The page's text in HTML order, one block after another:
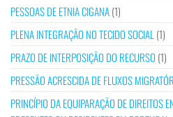
PESSOAS DE ETNIA CIGANA(1)
PLENA INTEGRAÇÃO NO TECIDO SOCIAL (1)
PRAZO DE INTERPOSIÇÃO DO RECURSO (1)
PRESSÃO ACRESCIDA DE FLUXOS
PRINCÍPIO DA EQUIPARAÇÃO DE DIREITOS